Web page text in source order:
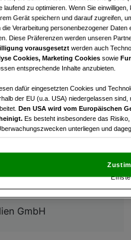
– geräumiger
GmbH
laufend zu optimieren. Wenn Sie
Gerät speichern und darauf zugreifen,
die Verarbeitung personenbezogener
Diese Präferenzen werden unseren
vorausgesetzt werden auch
Cookies, Marketing Cookies sowie
entsprechende Inhalte anzubieten.
dafür eingesetzten Cookies und
der EU (u.a. USA) niedergelassen
Den USA wird vom Europäischen
Es besteht insbesondere das
unterliegen und
gegen die Verarbeitung auf der
Einstellungen“, die sich auf jeder Seite
unsere Partner